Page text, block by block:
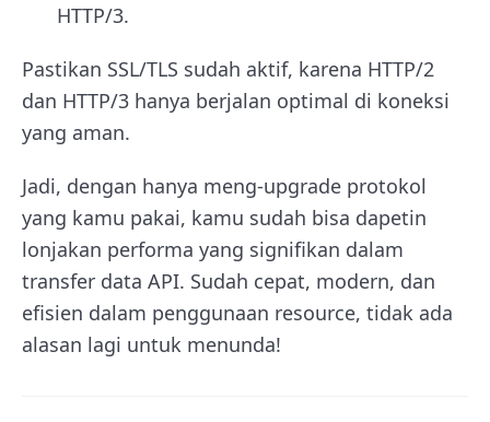
HTTP/3.
Pastikan SSL/TLS sudah aktif, karena HTTP/2
dan HTTP/3 hanya berjalan optimal di koneksi
yang aman.
Jadi, dengan hanya meng-upgrade protokol
yang kamu pakai, kamu sudah bisa dapetin
lonjakan performa yang signifikan dalam
transfer data API. Sudah cepat, modern, dan
efisien dalam penggunaan resource, tidak ada
alasan lagi untuk menunda!